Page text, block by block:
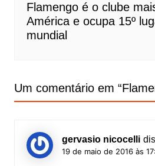
Flamengo é o clube
América e ocupa 15º
mundial
Um comentário em “
gervasio nicocelli
19 de maio de 2016 às